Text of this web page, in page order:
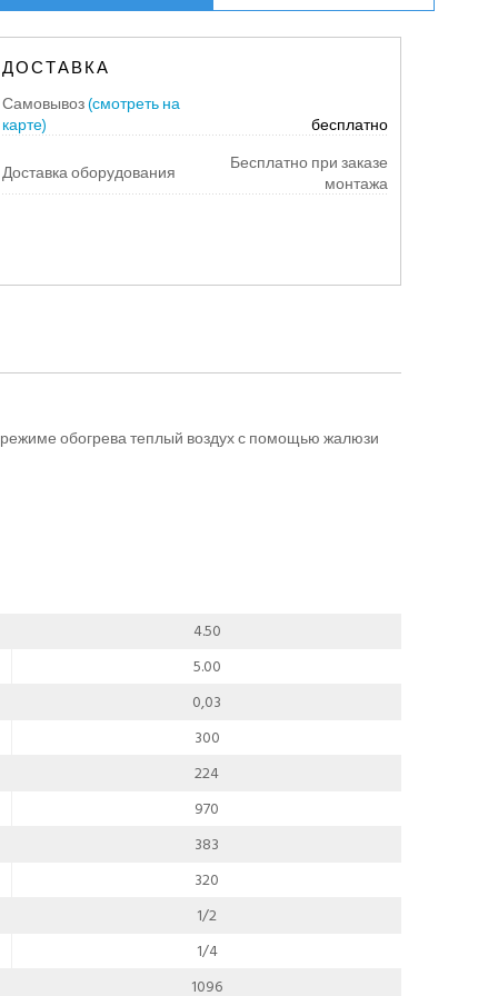
ДОСТАВКА
Самовывоз(смотреть на
карте)
бесплатно
Доставка оборудования
Бесплатно при заказе
монтажа
обогрева теплый воздух с помощью жалюзи
4.50
5.00
0,03
300
224
970
383
320
1/2
1/4
1096